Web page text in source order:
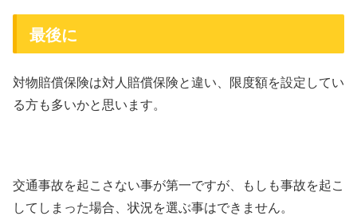
最後に
対物賠償保険は対人賠償保険と違い、限度額を設定してい
る方も多いかと思います。
交通事故を起こさない事が第一ですが、もしも事故を起こ
してしまった場合、状況を選ぶ事はできません。